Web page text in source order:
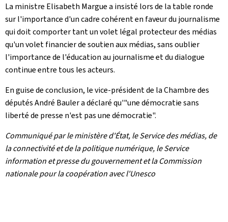
La ministre Elisabeth Margue a insisté lors de la table ronde
sur l'importance d'un cadre cohérent en faveur du journalisme
qui doit comporter tant un volet légal protecteur des médias
qu'un volet financier de soutien aux médias, sans oublier
l'importance de l'éducation au journalisme et du dialogue
continue entre tous les acteurs.
En guise de conclusion, le vice-président de la Chambre des
députés André Bauler a déclaré qu'"une démocratie sans
liberté de presse n'est pas une démocratie".
Communiqué par le ministère d'État, le Service des médias, de
la connectivité et de la politique numérique, le Service
information et presse du gouvernement et la Commission
nationale pour la coopération avec l'Unesco